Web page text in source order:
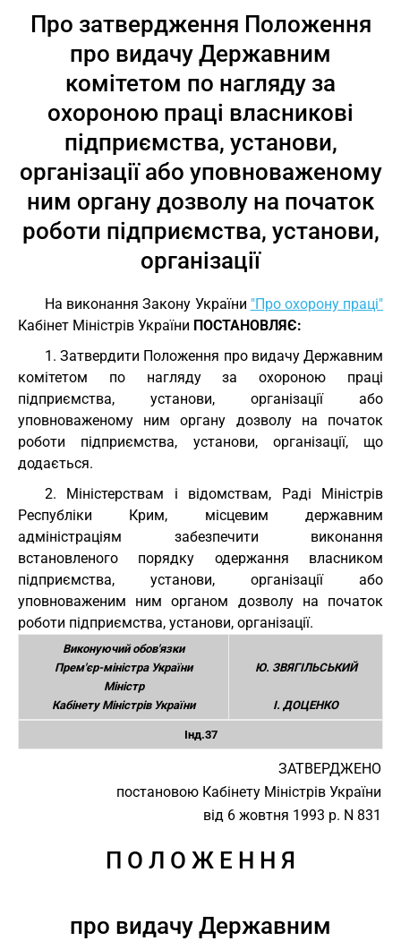
Про затвердження Положення
про видачу Державним
комітетом по нагляду за
охороною праці власникові
підприємства, установи,
організації або уповноваженому
ним органу дозволу на початок
роботи підприємства, установи,
організації
На виконання Закону України "Про охорону праці"
Кабінет Міністрів України ПОСТАНОВЛЯЄ:
1. Затвердити Положення про видачу Державним
комітетом по нагляду за охороною праці
підприємства, установи, організації або
уповноваженому ним органу дозволу на початок
роботи підприємства, установи, організації, що
додається.
2. Міністерствам і відомствам, Раді Міністрів
Республіки Крим, місцевим державним
адміністраціям забезпечити виконання
встановленого порядку одержання власником
підприємства, установи, організації або
уповноваженим ним органом дозволу на початок
роботи підприємства, установи, організації.
Виконуючий обов'язки
Прем'єр-міністра України
Міністр
Кабінету Міністрів України
Ю. ЗВЯГІЛЬСЬКИЙ
І. ДОЦЕНКО
Інд.37
ЗАТВЕРДЖЕНО
постановою Кабінету Міністрів України
від 6 жовтня 1993 р. N 831
П О Л О Ж Е Н Н Я
про видачу Державним